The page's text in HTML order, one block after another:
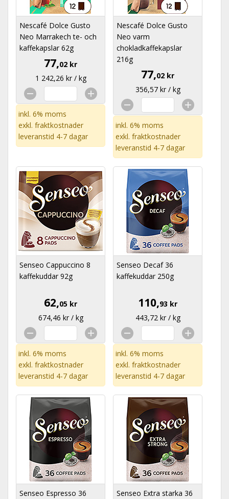
Nescafé Dolce Gusto
Neo Marrakech te- och
kaffekapslar 62g
77,02 kr
1 242,26 kr / kg
inkl. 6% moms
exkl. fraktkostnader
leveranstid 4-7 dagar
Nescafé Dolce Gusto
Neo varm
chokladkaffekapslar
216g
77,02 kr
356,57 kr / kg
inkl. 6% moms
exkl. fraktkostnader
leveranstid 4-7 dagar
Senseo Cappuccino 8
kaffekuddar 92g
62,05 kr
674,46 kr / kg
inkl. 6% moms
exkl. fraktkostnader
leveranstid 4-7 dagar
Senseo Decaf 36
kaffekuddar 250g
110,93 kr
443,72 kr / kg
inkl. 6% moms
exkl. fraktkostnader
leveranstid 4-7 dagar
Senseo Espresso 36
Senseo Extra starka 36